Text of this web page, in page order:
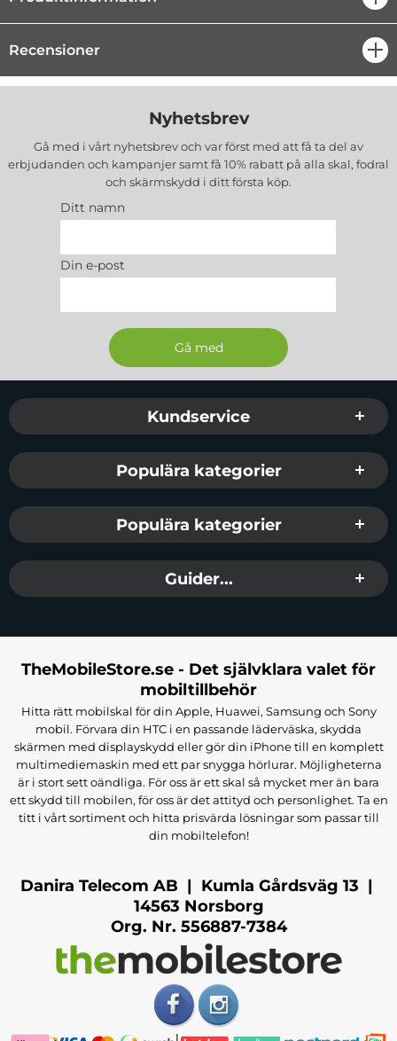
Recensioner
Nyhetsbrev
Gå med i vårt nyhetsbrev och var först med att få ta del av
erbjudanden och kampanjer samt få 10% rabatt på alla skal, fodral
och skärmskydd i ditt första köp.
Ditt namn
Din e-post
Sidfot Blandad info och länkar
Kundservice
Populära kategorier
Populära kategorier
Guider...
TheMobileStore.se - Det självklara valet för
mobiltillbehör
Hitta rätt mobilskal för din Apple, Huawei, Samsung och Sony
mobil. Förvara din HTC i en passande läderväska, skydda
skärmen med displayskydd eller gör din iPhone till en komplett
multimediemaskin med ett par snygga hörlurar. Möjligheterna
är i stort sett oändliga. För oss är ett skal så mycket mer än bara
ett skydd till mobilen, för oss är det attityd och personlighet. Ta en
titt i vårt sortiment och hitta prisvärda lösningar som passar till
din mobiltelefon!
Danira Telecom AB | Kumla Gårdsväg 13 |
14563 Norsborg
Org. Nr. 556887-7384